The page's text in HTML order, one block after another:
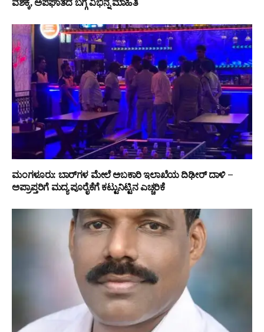
ಮಂಗಳೂರು: ಬಾರ್‌ಗಳ ಮೇಲೆ ಅಬಕಾರಿ ಇಲಾಖೆಯ ದಿಢೀರ್ ದಾಳಿ –
ಅಪ್ರಾಪ್ತರಿಗೆ ಮದ್ಯ ಪೂರೈಕೆಗೆ ಕಟ್ಟುನಿಟ್ಟಿನ ಎಚ್ಚರಿಕೆ